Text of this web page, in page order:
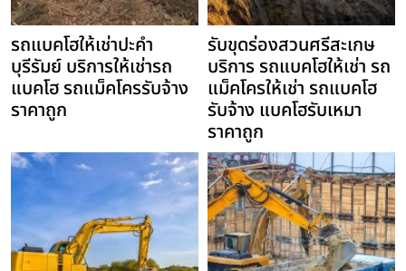
รถแบคโฮให้เช่าปะคำ
บุรีรัมย์ บริการให้เช่ารถ
แบคโฮ รถแม็คโครรับจ้าง
ราคาถูก
รับขุดร่องสวนศรีสะเกษ
บริการ รถแบคโฮให้เช่า รถ
แม็คโครให้เช่า รถแบคโฮ
รับจ้าง แบคโฮรับเหมา
ราคาถูก